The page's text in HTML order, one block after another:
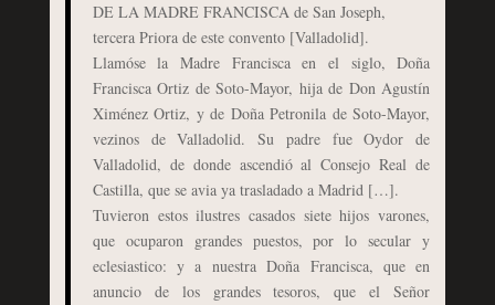
DE LA MADRE FRANCISCA de San Joseph,
tercera Priora de este convento [Valladolid].
Llamóse la Madre Francisca en el siglo, Doña
Francisca Ortiz de Soto-Mayor, hija de Don Agustín
Ximénez Ortiz, y de Doña Petronila de Soto-Mayor,
vezinos de Valladolid. Su padre fue Oydor de
Valladolid, de donde ascendió al Consejo Real de
Castilla, que se avia ya trasladado a Madrid […].
Tuvieron estos ilustres casados siete hijos varones,
que ocuparon grandes puestos, por lo secular y
eclesiastico: y a nuestra Doña Francisca, que en
anuncio de los grandes tesoros, que el Señor